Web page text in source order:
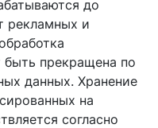
до
рекламных и
прекращена по
данных. Хранение
на
согласно